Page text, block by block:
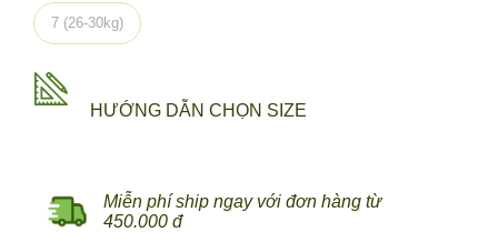
7 (26-30kg)
HƯỚNG DẪN CHỌN SIZE
Miễn phí ship ngay với đơn hàng từ
450.000 đ